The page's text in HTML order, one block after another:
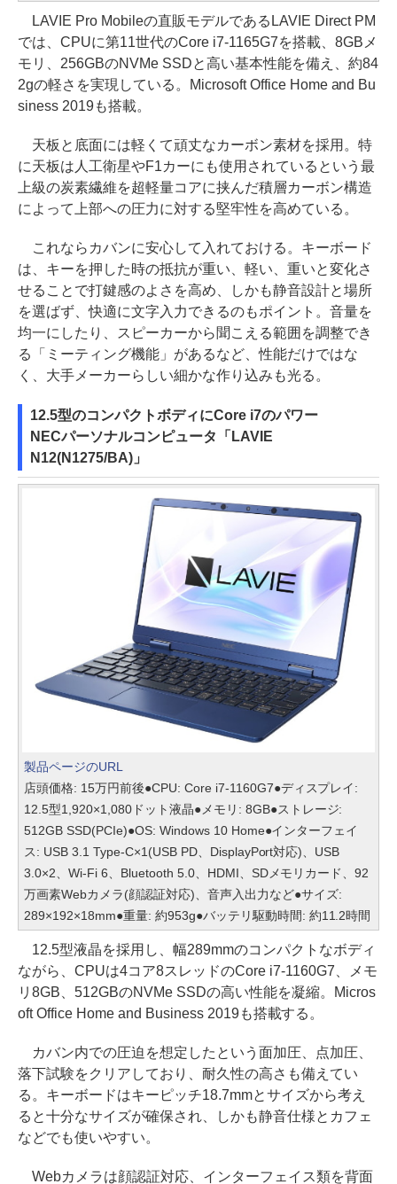
LAVIE Pro Mobileの直販モデルであるLAVIE Direct PM
では、CPUに第11世代のCore i7-1165G7を搭載、8GBメ
モリ、256GBのNVMe SSDと高い基本性能を備え、約84
2gの軽さを実現している。Microsoft Office Home and Bu
siness 2019も搭載。
天板と底面には軽くて頑丈なカーボン素材を採用。特
に天板は人工衛星やF1カーにも使用されているという最
上級の炭素繊維を超軽量コアに挟んだ積層カーボン構造
によって上部への圧力に対する堅牢性を高めている。
これならカバンに安心して入れておける。キーボード
は、キーを押した時の抵抗が重い、軽い、重いと変化さ
せることで打鍵感のよさを高め、しかも静音設計と場所
を選ばず、快適に文字入力できるのもポイント。音量を
均一にしたり、スピーカーから聞こえる範囲を調整でき
る「ミーティング機能」があるなど、性能だけではな
く、大手メーカーらしい細かな作り込みも光る。
12.5型のコンパクトボディにCore i7のパワー
NECパーソナルコンピュータ「LAVIE
N12(N1275/BA)」
製品ページのURL
店頭価格: 15万円前後●CPU: Core i7-1160G7●ディスプレイ:
12.5型1,920×1,080ドット液晶●メモリ: 8GB●ストレージ:
512GB SSD(PCIe)●OS: Windows 10 Home●インターフェイ
ス: USB 3.1 Type-C×1(USB PD、DisplayPort対応)、USB
3.0×2、Wi-Fi 6、Bluetooth 5.0、HDMI、SDメモリカード、92
万画素Webカメラ(顔認証対応)、音声入出力など●サイズ:
289×192×18mm●重量: 約953g●バッテリ駆動時間: 約11.2時間
12.5型液晶を採用し、幅289mmのコンパクトなボディ
ながら、CPUは4コア8スレッドのCore i7-1160G7、メモ
リ8GB、512GBのNVMe SSDの高い性能を凝縮。Micros
oft Office Home and Business 2019も搭載する。
カバン内での圧迫を想定したという面加圧、点加圧、
落下試験をクリアしており、耐久性の高さも備えてい
る。キーボードはキーピッチ18.7mmとサイズから考え
ると十分なサイズが確保され、しかも静音仕様とカフェ
などでも使いやすい。
Webカメラは顔認証対応、インターフェイス類を背面